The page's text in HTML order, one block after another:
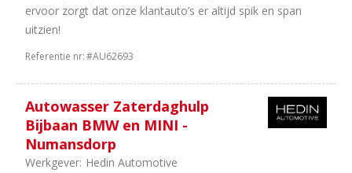
ervoor zorgt dat onze klantauto’s er altijd spik en span
uitzien!
Referentie nr:#AU62693
Autowasser Zaterdaghulp
Bijbaan BMW en MINI -
Numansdorp
Werkgever: Hedin Automotive